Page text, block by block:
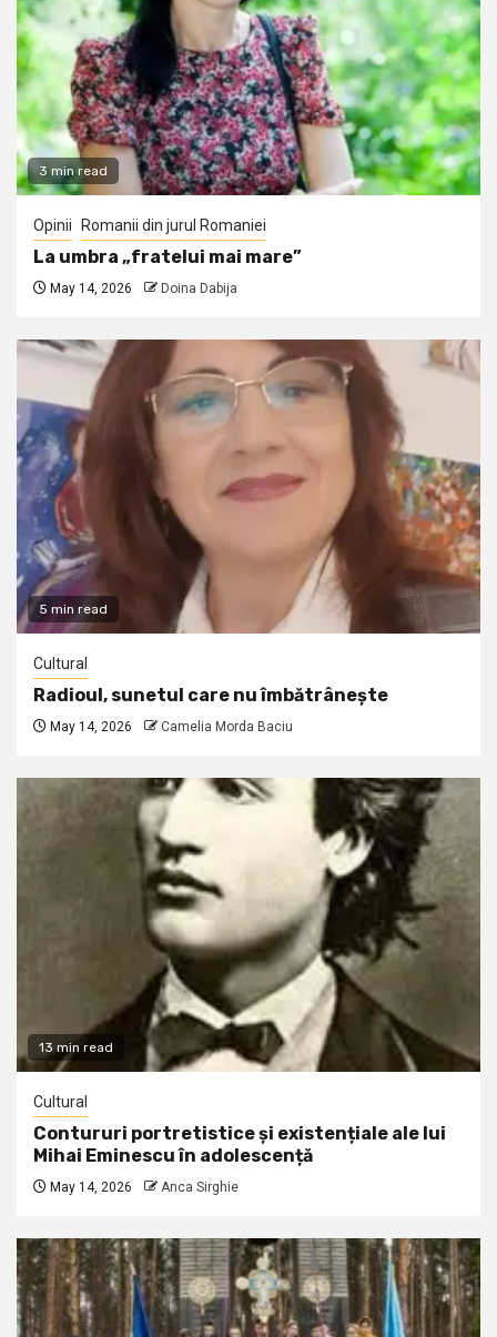
3 min read
Opinii Romanii din jurul Romaniei
La umbra „fratelui mai mare”
May 14, 2026 Doina Dabija
5 min read
Cultural
Radioul, sunetul care nu îmbătrânește
May 14, 2026 Camelia Morda Baciu
13 min read
Cultural
Contururi portretistice și existențiale ale lui
Mihai Eminescu în adolescență
May 14, 2026 Anca Sirghie